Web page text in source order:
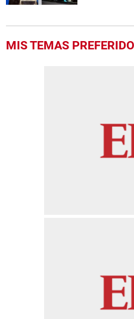
MIS TEMAS